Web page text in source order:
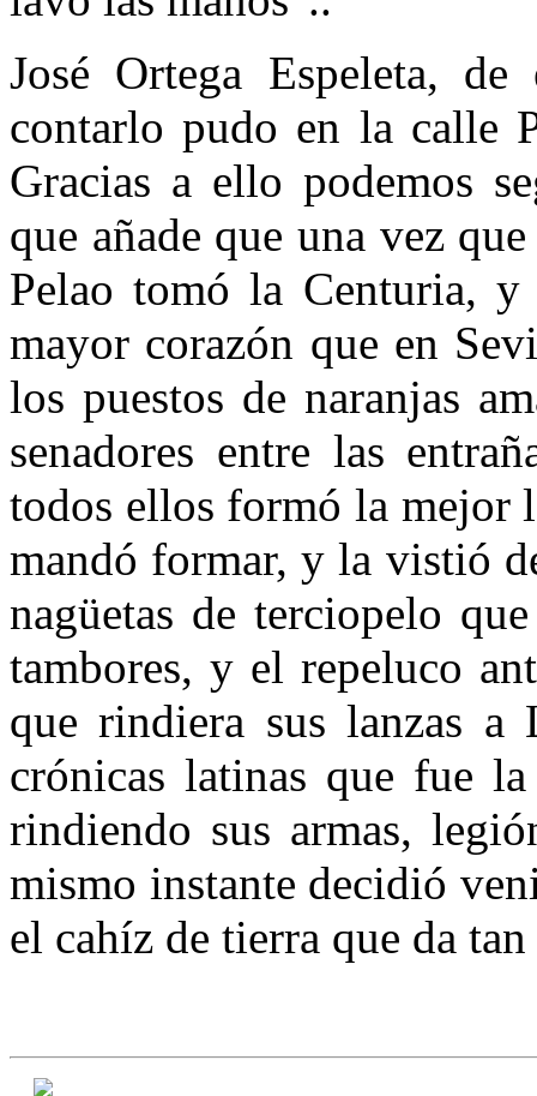
José Ortega Espeleta,
contarlo pudo en la calle
Gracias a ello podemos
que añade que una vez
Pelao tomó la Centuria,
mayor corazón que en
los puestos de naranjas
senadores entre las
todos ellos formó la mejor
mandó formar, y la vistió
nagüetas de terciopelo
tambores, y el repeluco
que rindiera sus lanzas
crónicas latinas que fue
rindiendo sus armas,
mismo instante decidió
el cahíz de tierra que da